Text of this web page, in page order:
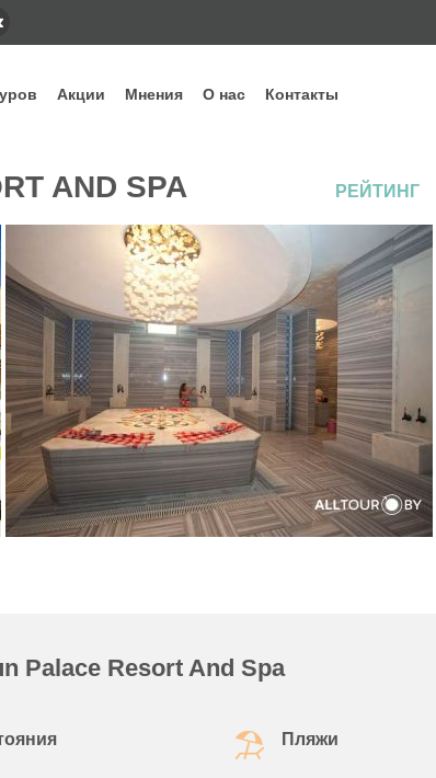
детьми
туры
туры
Индонезия
Кипр
Китай
ОАЭ
Сейшелы
Шри-Ланка
Акции Мнения О нас Контакты
AND SPA РЕЙТИНГ
Palace Resort And Spa
Пляжи